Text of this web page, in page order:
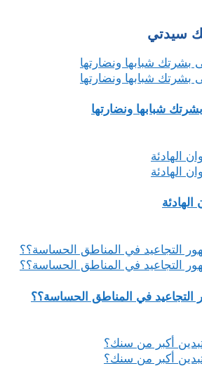
سيدتي
شبابها ونضارتها
في المناطق الحساسة؟؟